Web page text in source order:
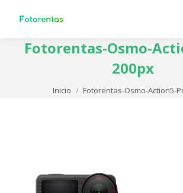
Fotorentas-Osmo-
200px
Estás aquí:
Inicio Fotorentas-Osmo-Action5-